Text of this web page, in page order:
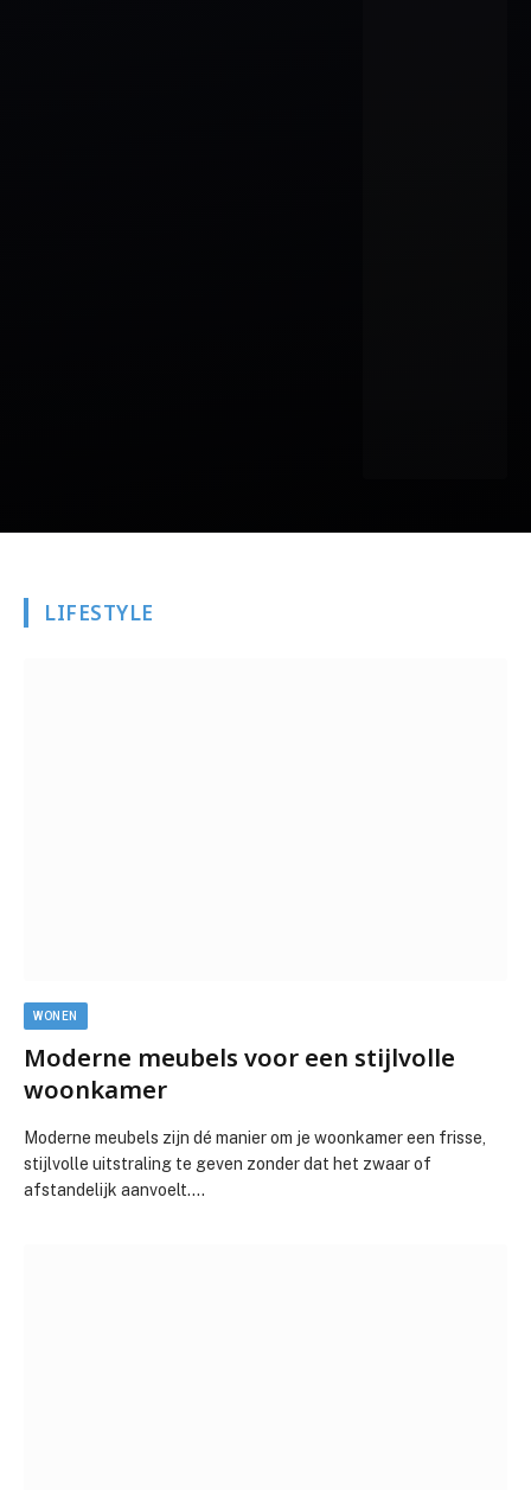
LIFESTYLE
WONEN
Moderne meubels voor een stijlvolle
woonkamer
Moderne meubels zijn dé manier om je woonkamer een frisse,
stijlvolle uitstraling te geven zonder dat het zwaar of
afstandelijk aanvoelt.…